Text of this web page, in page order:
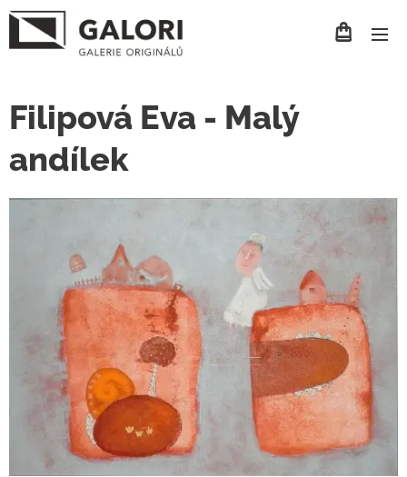
Filipová Eva - Malý
andílek